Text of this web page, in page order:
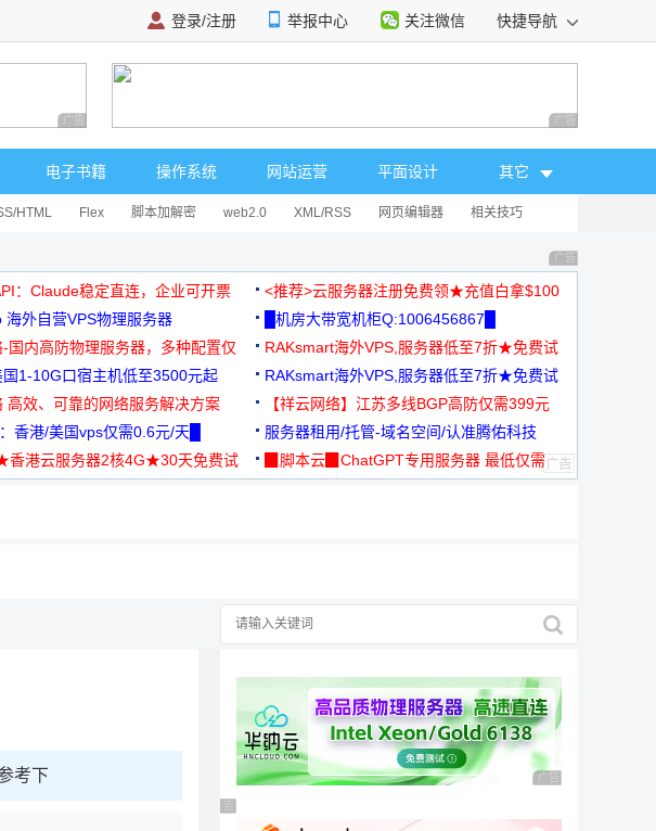
登录/注册 举报中心 关注微信 快捷导航
广告 商业广告，理性选择 广告 商业广告，理
电子书籍 操作系统 网站运营 平面设计 其它
HTML Flex 脚本加解密 web2.0 XML/RSS 网页编辑器 相关技巧
广告 商业广告，理
：Claude稳定直连，企业可开票
<推荐>云服务器注册免费领★充值白拿$100
海外自营VPS物理服务器
█机房大带宽机柜Q:1006456867█
国内高防物理服务器，多种配置仅
RAKsmart海外VPS,服务器低至7折★免费试
用★
1-10G口宿主机低至3500元起
RAKsmart海外VPS,服务器低至7折★免费试
用★
高效、可靠的网络服务解决方案
【祥云网络】江苏多线BGP高防仅需399元
香港/美国vps仅需0.6元/天█
服务器租用/托管-域名空间/认准腾佑科技
港云服务器2核4G★30天免费试
▉脚本云▉ChatGPT专用服务器 最低仅需
考下 广告 商业广告，理性
广告 商业广告，理性选择